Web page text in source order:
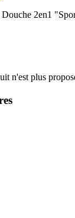
2en1
n'est plus